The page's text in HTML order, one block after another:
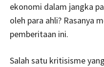
ekonomi dalam jangka
oleh para ahli? Rasanya
pemberitaan ini.
Salah satu kritisisme